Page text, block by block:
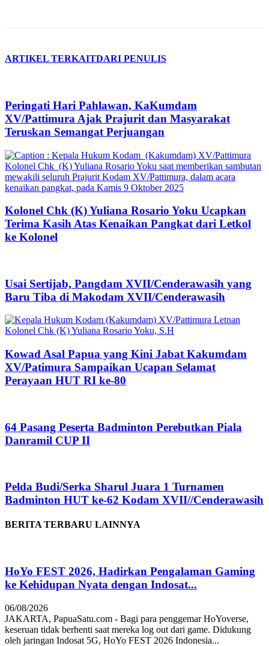
ARTIKEL TERKAITDARI PENULIS
Peringati Hari Pahlawan, KaKumdam
XV/Pattimura Ajak Prajurit dan Masyarakat
Teruskan Semangat Perjuangan
Kolonel Chk (K) Yuliana Rosario Yoku Ucapkan
Terima Kasih Atas Kenaikan Pangkat dari Letkol
ke Kolonel
Usai Sertijab, Pangdam XVII/Cenderawasih yang
Baru Tiba di Makodam XVII/Cenderawasih
Kowad Asal Papua yang Kini Jabat Kakumdam
XV/Patimura Sampaikan Ucapan Selamat
Perayaan HUT RI ke-80
64 Pasang Peserta Badminton Perebutkan Piala
Danramil CUP II
Pelda Budi/Serka Sharul Juara 1 Turnamen
Badminton HUT ke-62 Kodam XVII//Cenderawasih
BERITA TERBARU LAINNYA
HoYo FEST 2026, Hadirkan Pengalaman Gaming
ke Kehidupan Nyata dengan Indosat...
06/08/2026
JAKARTA, PapuaSatu.com - Bagi para penggemar HoYoverse,
keseruan tidak berhenti saat mereka log out dari game. Didukung
oleh jaringan Indosat 5G, HoYo FEST 2026 Indonesia...